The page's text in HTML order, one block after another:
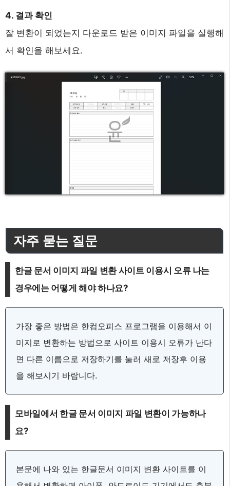
4. 결과 확인
잘 변환이 되었는지 다운로드 받은 이미지 파일을 실행해
서 확인을 해보세요.
자주 묻는 질문
한글 문서 이미지 파일 변환 사이트 이용시 오류 나는
경우에는 어떻게 해야 하나요?
가장 좋은 방법은 한컴오피스 프로그램을 이용해서 이
미지로 변환하는 방법으로 사이트 이용시 오류가 난다
면 다른 이름으로 저장하기를 눌러 새로 저장후 이용
을 해보시기 바랍니다.
모바일에서 한글 문서 이미지 파일 변환이 가능하나
요?
본문에 나와 있는 한글문서 이미지 변환 사이트를 이